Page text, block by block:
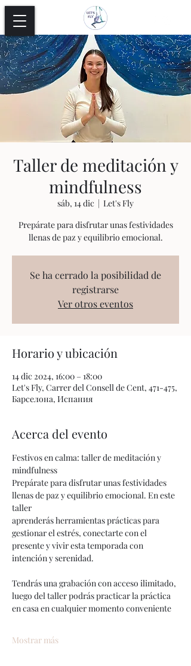
Taller de meditación y
mindfulness
sáb, 14 dic
  |
Let's Fly
Prepárate para disfrutar unas festividades
llenas de paz y equilibrio emocional.
Se ha cerrado la posibilidad de
registrarse
Ver otros eventos
Horario y ubicación
14 dic 2024, 16:00 – 18:00
Let's Fly, Carrer del Consell de Cent, 471-475,
Барселона, Испания
Acerca del evento
Festivos en calma: taller de meditación y
mindfulness
Prepárate para disfrutar unas festividades
llenas de paz y equilibrio emocional. En este
taller
aprenderás herramientas prácticas para
gestionar el estrés, conectarte con el
presente y vivir esta temporada con
intención y serenidad.
Tendrás una grabación con acceso ilimitado,
luego del taller podrás practicar la práctica
en casa en cualquier momento conveniente
Mostrar más